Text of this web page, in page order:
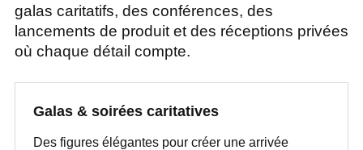
galas caritatifs, des conférences, des
lancements de produit et des réceptions privées
où chaque détail compte.
Galas & soirées caritatives
Des figures élégantes pour créer une arrivée